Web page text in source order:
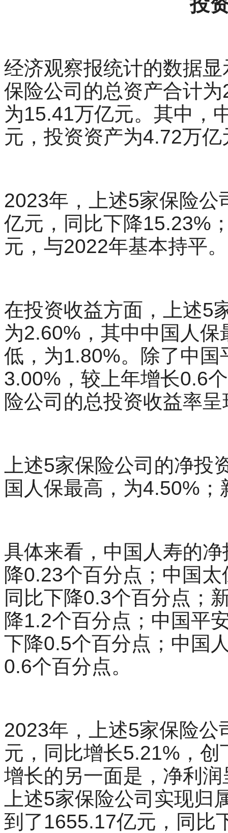
经济观察报统计的数据
保险公司的总资产合计
为15.41万亿元。其中，
元，投资资产为4.72万亿
2023年，上述5家保险
亿元，同比下降15.23%
元，与2022年基本持平。
在投资收益方面，上述5
为2.60%，其中中国人
低，为1.80%。除了中
3.00%，较上年增长0.6
险公司的总投资收益率
上述5家保险公司的净
国人保最高，为4.50%
具体来看，中国人寿的
降0.23个百分点；中国
同比下降0.3个百分点；
降1.2个百分点；中国平
下降0.5个百分点；中国
0.6个百分点。
2023年，上述5家保险
元，同比增长5.21%，
增长的另一面是，净利
上述5家保险公司实现
到了1655.17亿元，同比